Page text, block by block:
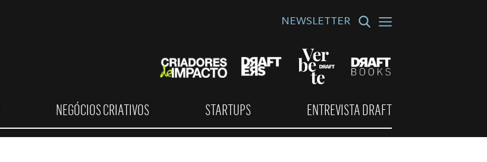
NEWSLETTER
NEGÓCIOS CRIATIVOS STARTUPS ENTREVISTA DRAFT